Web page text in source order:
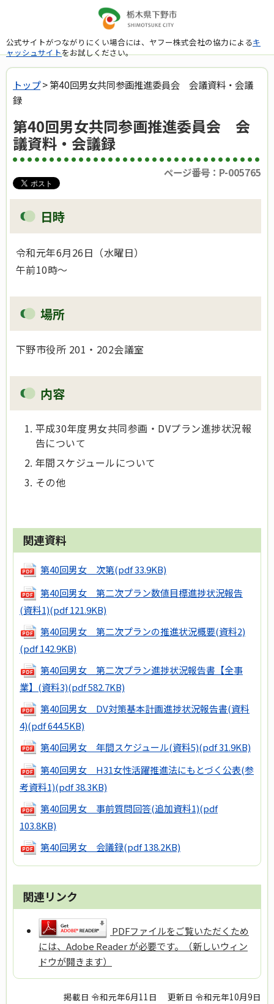
公式サイトがつながりにくい場合には、ヤフー株式会社の協力によるキ
ャッシュサイトをお試しください。
トップ> 第40回男女共同参画推進委員会 会議資料・会議
録
第40回男女共同参画推進委員会 会
議資料・会議録
ページ番号：P-005765
日時
令和元年6月26日（水曜日）
午前10時～
場所
下野市役所 201・202会議室
内容
平成30年度男女共同参画・DVプラン進捗状況報
告について
年間スケジュールについて
その他
関連資料
第40回男女 次第(pdf 33.9KB)
第40回男女 第二次プラン数値目標進捗状況報告
(資料1)(pdf 121.9KB)
第40回男女 第二次プランの推進状況概要(資料2)
(pdf 142.9KB)
第40回男女 第二次プラン進捗状況報告書【全事
業】(資料3)(pdf 582.7KB)
第40回男女 DV対策基本計画進捗状況報告書(資料
4)(pdf 644.5KB)
第40回男女 年間スケジュール(資料5)(pdf 31.9KB)
第40回男女 H31女性活躍推進法にもとづく公表(参
考資料1)(pdf 38.3KB)
第40回男女 事前質問回答(追加資料1)(pdf
103.8KB)
第40回男女 会議録(pdf 138.2KB)
関連リンク
PDFファイルをご覧いただくため
には、Adobe Reader が必要です。（新しいウィン
ドウが開きます）
掲載日 令和元年6月11日 更新日 令和元年10月9日